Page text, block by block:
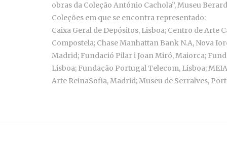
obras da Coleção António Cachola”, Museu
Coleções em que se encontra representado:
Caixa Geral de Depósitos, Lisboa; Centro de
Compostela; Chase Manhattan Bank N.A, Nova
Madrid; Fundació Pilar i Joan Miró, Maiorca;
Lisboa; Fundação Portugal Telecom, Lisboa;
Arte ReinaSofia, Madrid; Museu de Serralves,